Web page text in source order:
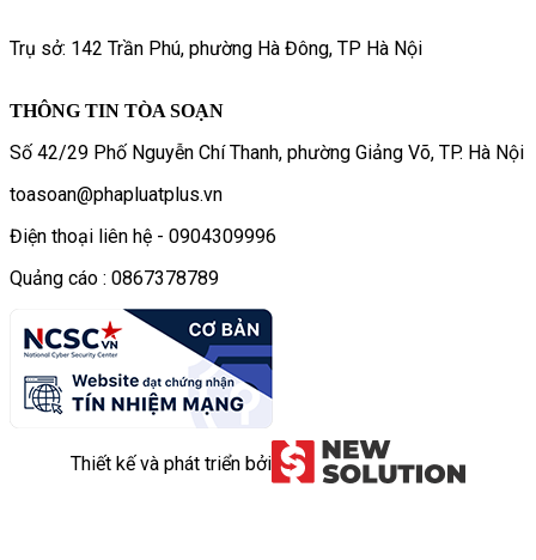
Trụ sở: 142 Trần Phú, phường Hà Đông, TP Hà Nội
THÔNG TIN TÒA SOẠN
Số 42/29 Phố Nguyễn Chí Thanh, phường Giảng Võ, TP. Hà Nội
toasoan@phapluatplus.vn
Điện thoại liên hệ - 0904309996
Quảng cáo : 0867378789
Thiết kế và phát triển bởi